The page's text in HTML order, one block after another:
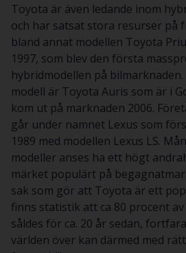
Toyota är även ledande inom
och har satsat stora resurser på
bland annat modellen Toyota
1997, som blev den första
hybridmodellen på
modell är Toyota Auris som är i
kom ut på marknaden 2006.
går under namnet Lexus som
1989 med modellen Lexus LS.
modeller anses ha ett högt
märket populärt på
sak som gör att Toyota är ett
finns statistik att ca 80 procent
såldes för ca. 20 år sedan,
världen över kan därmed med